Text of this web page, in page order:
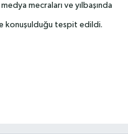
mecraları ve yılbaşında
konuşulduğu tespit edildi.